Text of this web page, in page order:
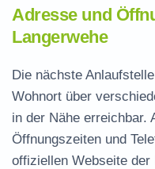
Leistungen der
Langerwehe
Termin
Jobcenter
Häufige Fragen
Adresse und
Langerwehe
Die nächste
Wohnort über
in der Nähe erreichbar.
Öffnungszeiten und
offiziellen Webseite der